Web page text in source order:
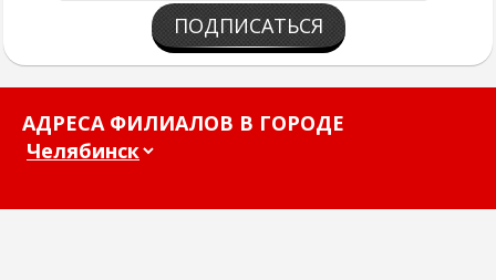
ПОДПИСАТЬСЯ
АДРЕСА ФИЛИАЛОВ В ГОРОДЕ